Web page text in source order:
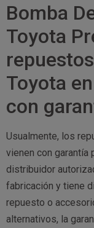
Bomba
Toyota
Toyota
con
Usualmente, los
vienen con garantía
distribuidor
fabricación y tiene
repuesto o
alternativos, la